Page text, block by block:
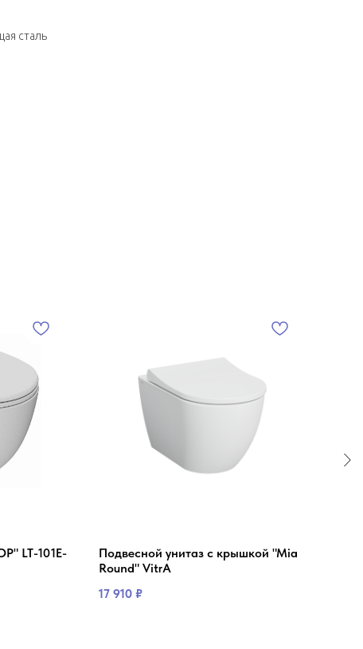
сталь
LT-101E-
Подвесной унитаз с крышкой "Mia
Round" VitrA
17 910 ₽